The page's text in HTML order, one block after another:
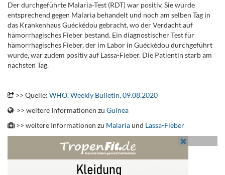
Der durchgeführte Malaria-Test (RDT) war positiv. Sie wurde
entsprechend gegen Malaria behandelt und noch am selben Tag in
das Krankenhaus Guéckédou gebracht, wo der Verdacht auf
hämorrhagisches Fieber bestand. Ein diagnostischer Test für
hämorrhagisches Fieber, der im Labor in Guéckédou durchgeführt
wurde, war zudem positiv auf Lassa-Fieber. Die Patientin starb am
nächsten Tag.
>> Quelle: WHO, Weekly Bulletin, 09.08.2020
>> weitere Informationen zu Guinea
>> weitere Informationen zu Malariaund Lassa-Fieber